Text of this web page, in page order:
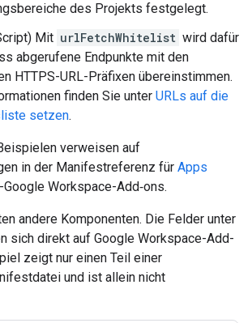
des Projekts festgelegt.
Mit urlFetchWhitelist wird dafür
abgerufene Endpunkte mit den
HTTPS-URL-Präfixen übereinstimmen.
finden Sie unter URLs auf die
setzen.
verweisen auf
in der Manifestreferenz für Apps
-Google Workspace-Add‑ons.
andere Komponenten. Die Felder unter
sich direkt auf Google Workspace-Add-
zeigt nur einen Teil einer
und ist allein nicht